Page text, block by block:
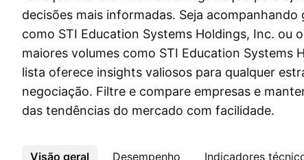
decisões mais informadas. Seja
como STI Education Systems Holdings, Inc. ou
maiores volumes como STI Education Systems
lista oferece insights valiosos para qualquer
negociação. Filtre e compare empresas e
das tendências do mercado com facilidade.
Visão geral Desempenho Indicadores
Mais